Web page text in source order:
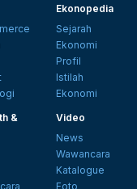
Ekonopedia
Sejarah
Ekonomi
Profil
Istilah
Ekonomi
&
Video
News
Wawancara
Katalogue
Foto